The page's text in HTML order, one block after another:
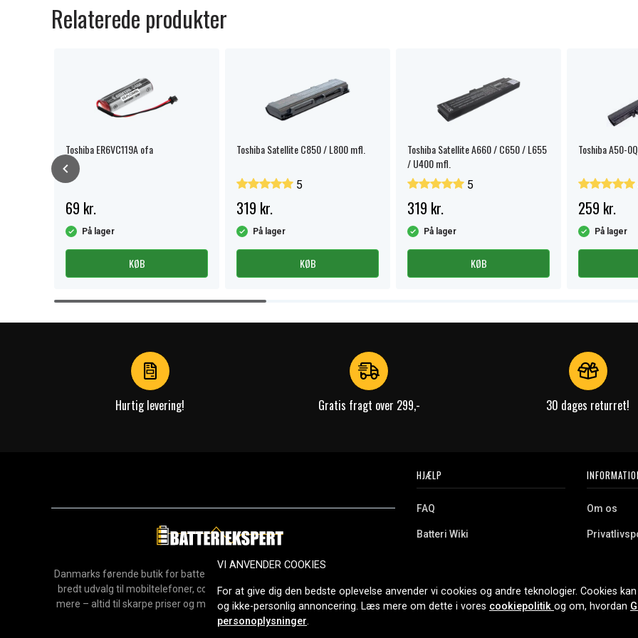
Relaterede produkter
Toshiba ER6VC119A ofa
69 kr.
På lager
KØB
Toshiba Satellite C850 / L800 mfl.
5
319 kr.
På lager
KØB
Toshiba Satellite A660 / C650 / L655
/ U400 mfl.
5
319 kr.
På lager
KØB
Toshiba A50-
259 kr.
På lager
Item
Hurtig levering! Gratis fragt over 299,- 30 dages returret!
Danmarks førende butik for batterier, opladere og reservedele. Vi tilbyder et
bredt udvalg til mobiltelefoner, computere, værktøj, husholdning og meget
mere – altid til skarpe priser og med hurtig levering. Sikker nethandel siden
2006.
HJÆLP
FAQ
Batteri Wiki
Erhvervskunde
Om os
Cookies
VI ANVENDER COOKIES
For at give dig den bedste oplevelse anvender vi cookies og andre teknologier. Cookies
og ikke-personlig annoncering. Læs mere om dette i vores cookiepolitik og om, hvordan
personoplysninger.